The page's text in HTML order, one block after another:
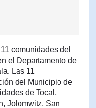
comunidades del
el Departamento de
Las 11
del Municipio de
de Tocal,
Jolomwitz, San